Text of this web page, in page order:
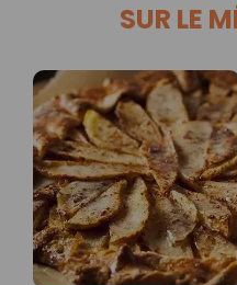
SUR LE